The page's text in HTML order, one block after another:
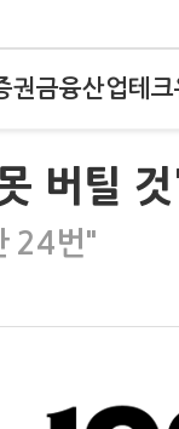
권금융산업테크
버틸
24번"